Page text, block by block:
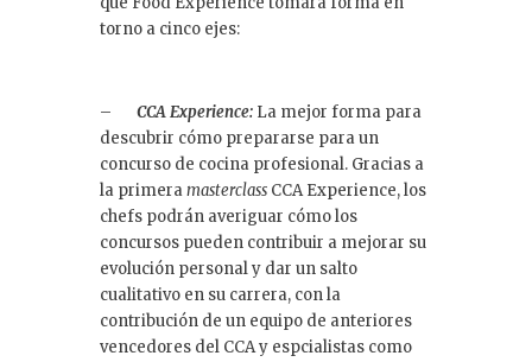
torno a cinco ejes:
– CCA Experience: La mejor forma para
descubrir cómo prepararse para un
concurso de cocina profesional. Gracias a
la primeramasterclass CCA Experience, los
chefs podrán averiguar cómo los
concursos pueden contribuir a mejorar su
evolución personal y dar un salto
cualitativo en su carrera, con la
contribución de un equipo de anteriores
vencedores del CCA y espcialistas como